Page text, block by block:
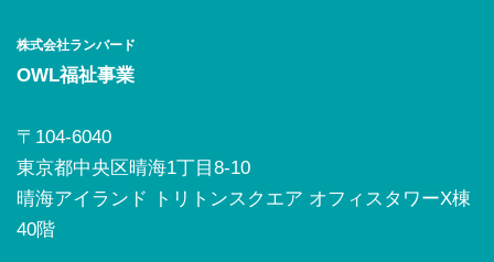
株式会社ランバード
OWL福祉事業
〒104-6040
東京都中央区晴海1丁目8-10
晴海アイランド トリトンスクエア オフィスタワーX棟
40階